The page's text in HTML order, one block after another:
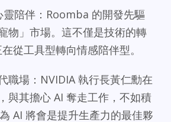
陪伴：Roomba 的開發先驅
物」市場。這不僅是技術的轉
從工具型轉向情感陪伴型。
職場：NVIDIA 執行長黃仁勳在
與其擔心 AI 奪走工作，不如積
AI 將會是提升生產力的最佳夥